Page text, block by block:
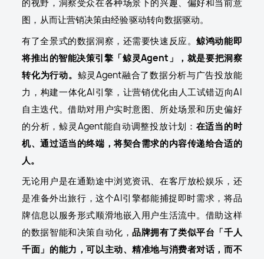
的视野，洞察受众在各种场景下的兴趣、偏好和当前意
图，从而让营销决策由经验驱动转向数据驱动。
有了全景式的数据洞察，还需要快速反应。鲸鸿动能即
将推出的智能决策引擎「鲸灵Agent」，就是要把洞察
转化为行动。 鲸灵Agent融合了数据分析与广告投放能
力，构建一体化AI引擎，让营销优化由人工试错迈向AI
自主迭代。借助对用户实时意图、所处场景和历史偏好
的分析，鲸灵Agent能自动调整投放计划： 在适当的时
机、通过适当的终端，将契合需求的内容传递给合适的
人。
无论用户是在通勤途中浏览资讯、在客厅放松娱乐，还
是准备外出旅行，这个AI引擎都能捕捉即时需求，将品
牌信息以服务形式顺滑地嵌入用户生活流中。借助这样
的数据智能和决策自动化，品牌拥有了类似平台「千人
千面」的能力，可以主动、精准地与消费者对话，而不